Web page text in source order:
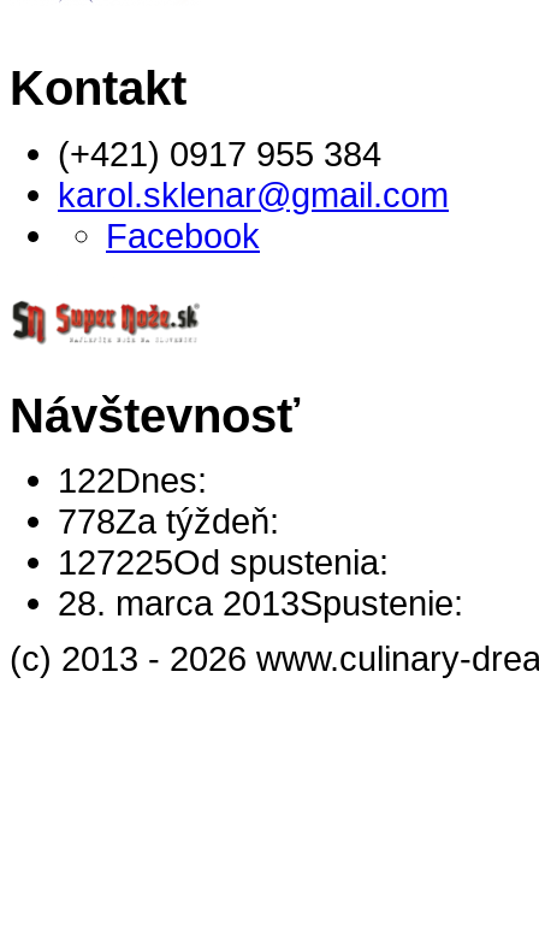
Kontakt
(+421) 0917 955 384
karol.sklenar@gmail.com
Facebook
Návštevnosť
122Dnes:
778Za týždeň:
127225Od spustenia:
28. marca 2013Spustenie:
(c) 2013 - 2026 www.culinary-